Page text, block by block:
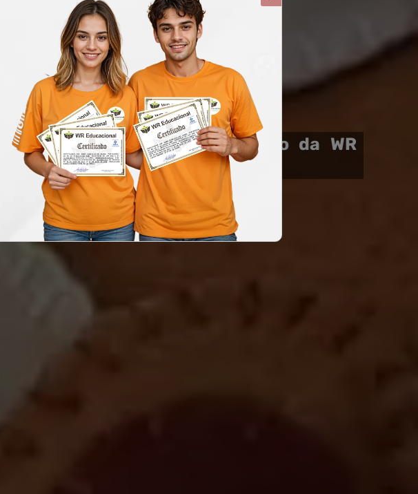
oCurso Livre de Artesanato da WR